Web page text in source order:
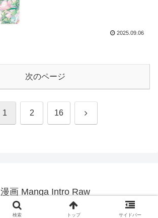
2025.09.06
次のページ
1 2 16 次
漫画 Manga Intro Raw
© 2025 漫画 Manga Intro Raw.
検索 トップ サイドバー